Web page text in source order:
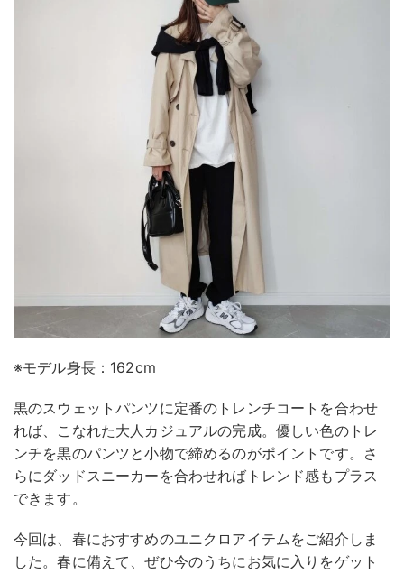
※モデル身長：162cm
黒のスウェットパンツに定番のトレンチコートを合わせ
れば、こなれた大人カジュアルの完成。優しい色のトレ
ンチを黒のパンツと小物で締めるのがポイントです。さ
らにダッドスニーカーを合わせればトレンド感もプラス
できます。
今回は、春におすすめのユニクロアイテムをご紹介しま
した。春に備えて、ぜひ今のうちにお気に入りをゲット